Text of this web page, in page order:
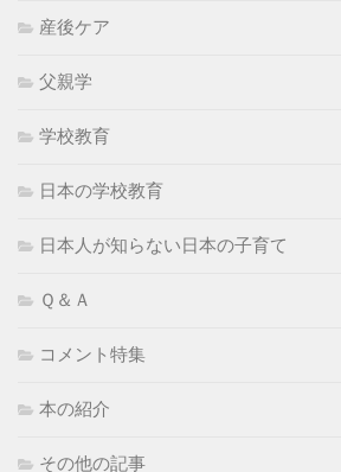
産後ケア
父親学
学校教育
日本の学校教育
日本人が知らない日本の子育て
Ｑ＆Ａ
コメント特集
本の紹介
その他の記事